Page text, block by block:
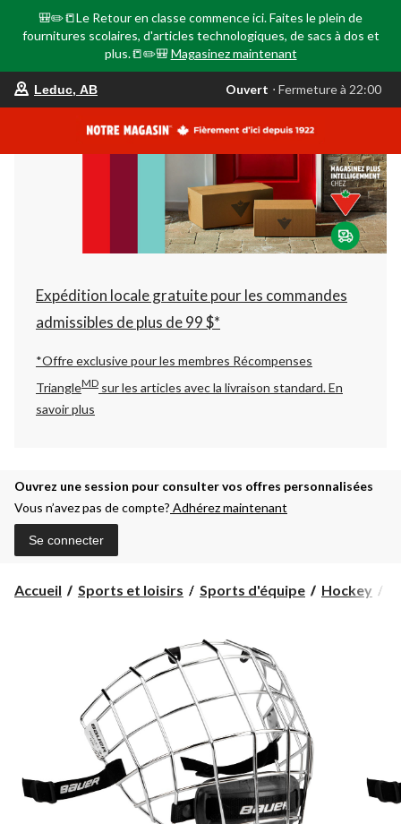
🎒✏️📒Le Retour en classe commence ici. Faites le plein de
fournitures scolaires, d'articles technologiques, de sacs à dos et
plus.📒✏️🎒 Magasinez maintenant
votre
est
AB,
Ouvert,
Fermeture
à
22:00
changer
Leduc, AB Ouvert ⋅ Fermeture à 22:00
Expédition locale gratuite pour les commandes
admissibles de plus de 99 $*
*Offre exclusive pour les membres Récompenses
TriangleMD sur les articles avec la livraison standard.En
savoir plus
Ouvrez une session pour consulter vos offres personnalisées
Vous n’avez pas de compte? Adhérez maintenant
Se connecter
Accueil Sports et loisirs Sports d'équipe Hockey